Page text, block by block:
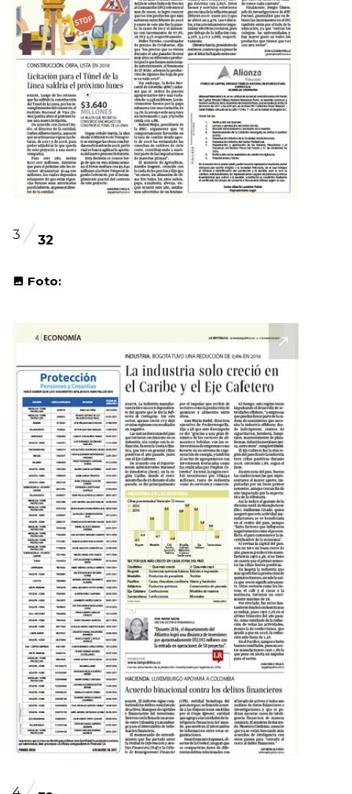
3 32
Foto: